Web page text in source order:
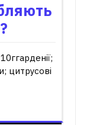
цитрусові